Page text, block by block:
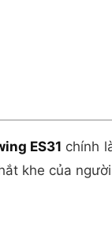
ES31 chính
khe của